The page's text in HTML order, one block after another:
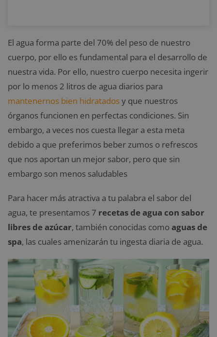
El agua forma parte del 70% del peso de nuestro
cuerpo, por ello es fundamental para el desarrollo de
nuestra vida. Por ello, nuestro cuerpo necesita ingerir
por lo menos 2 litros de agua diarios para
mantenernos bien hidratadosy que nuestros
órganos funcionen en perfectas condiciones. Sin
embargo, a veces nos cuesta llegar a esta meta
debido a que preferimos beber zumos o refrescos
que nos aportan un mejor sabor, pero que sin
embargo son menos saludables
Para hacer más atractiva a tu palabra el sabor del
agua, te presentamos 7 recetas de agua con sabor
libres de azúcar, también conocidas como aguas de
spa, las cuales amenizarán tu ingesta diaria de agua.